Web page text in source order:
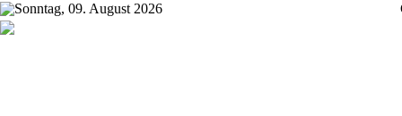
Sonntag, 09. August 2026